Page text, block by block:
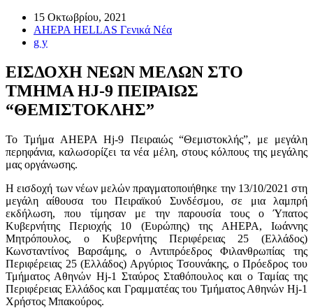
15 Οκτωβρίου, 2021
AHEPA HELLAS Γενικά Νέα
g y
ΕΙΣΔΟΧΗ ΝΕΩΝ ΜΕΛΩΝ ΣΤΟ
ΤΜΗΜΑ HJ-9 ΠΕΙΡΑΙΩΣ
“ΘΕΜΙΣΤΟΚΛΗΣ”
Το Τμήμα AHEPA Hj-9 Πειραιώς “Θεμιστοκλής”, με μεγάλη
περηφάνια, καλωσορίζει τα νέα μέλη, στους κόλπους της μεγάλης
μας οργάνωσης.
Η εισδοχή των νέων μελών πραγματοποιήθηκε την 13/10/2021 στη
μεγάλη αίθουσα του Πειραϊκού Συνδέσμου, σε μια λαμπρή
εκδήλωση, που τίμησαν με την παρουσία τους ο Ύπατος
Κυβερνήτης Περιοχής 10 (Ευρώπης) της AHEPA, Ιωάννης
Μητρόπουλος, ο Κυβερνήτης Περιφέρειας 25 (Ελλάδος)
Κωνσταντίνος Βαρσάμης, ο Αντιπρόεδρος Φιλανθρωπίας της
Περιφέρειας 25 (Ελλάδος) Αργύριος Τσουνάκης, ο Πρόεδρος του
Τμήματος Αθηνών Hj-1 Σταύρος Σταθόπουλος και ο Ταμίας της
Περιφέρειας Ελλάδος και Γραμματέας του Τμήματος Αθηνών Hj-1
Χρήστος Μπακούρος.